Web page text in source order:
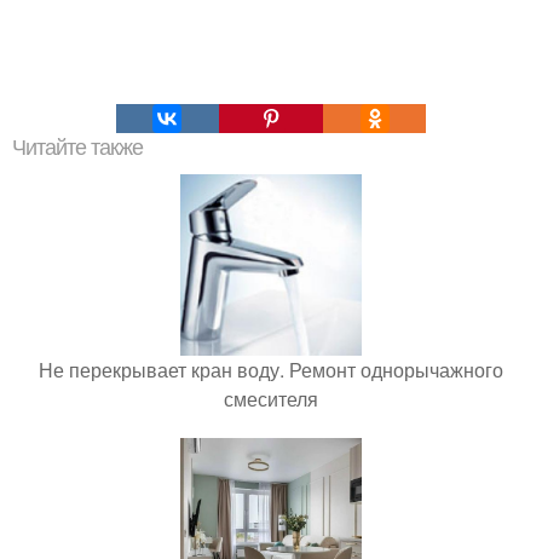
Читайте также
Не перекрывает кран воду. Ремонт однорычажного
смесителя